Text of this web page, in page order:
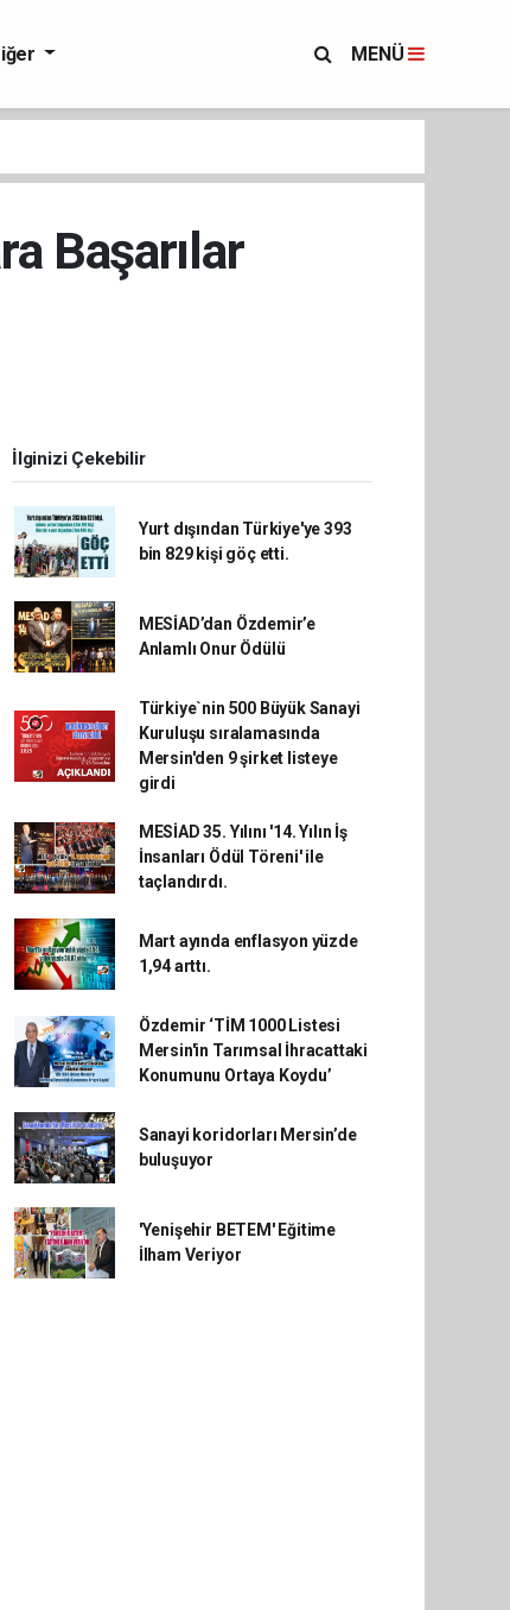
MENÜ
Başarılar
İlginizi Çekebilir
Yurt dışından Türkiye'ye 393
bin 829 kişi göç etti.
MESİAD’dan Özdemir’e
Anlamlı Onur Ödülü
Türkiye`nin 500 Büyük Sanayi
Kuruluşu sıralamasında
Mersin'den 9 şirket listeye
girdi
MESİAD 35. Yılını '14. Yılın İş
İnsanları Ödül Töreni' ile
taçlandırdı.
Mart ayında enflasyon yüzde
1,94 arttı.
Özdemir ‘TİM 1000 Listesi
Mersin'in Tarımsal İhracattaki
Konumunu Ortaya Koydu’
Sanayi koridorları Mersin’de
buluşuyor
'Yenişehir BETEM' Eğitime
İlham Veriyor